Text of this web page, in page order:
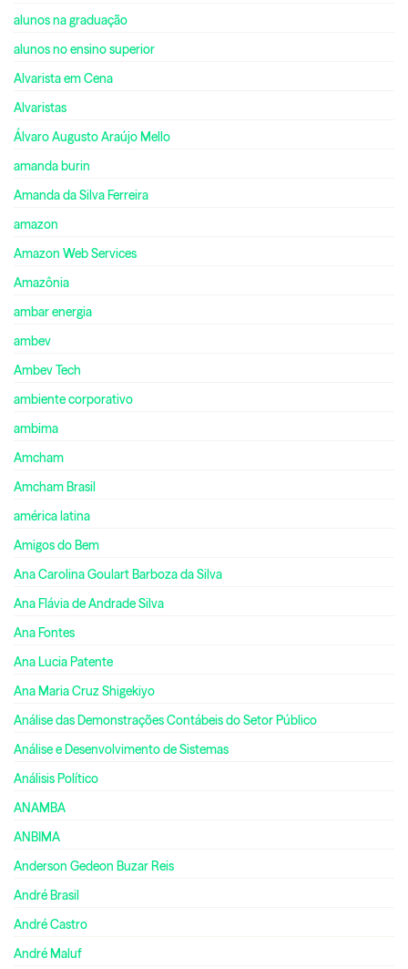
alunos na graduação
alunos no ensino superior
Alvarista em Cena
Alvaristas
Álvaro Augusto Araújo Mello
amanda burin
Amanda da Silva Ferreira
amazon
Amazon Web Services
Amazônia
ambar energia
ambev
Ambev Tech
ambiente corporativo
ambima
Amcham
Amcham Brasil
américa latina
Amigos do Bem
Ana Carolina Goulart Barboza da Silva
Ana Flávia de Andrade Silva
Ana Fontes
Ana Lucia Patente
Ana Maria Cruz Shigekiyo
Análise das Demonstrações Contábeis do Setor Público
Análise e Desenvolvimento de Sistemas
Análisis Político
ANAMBA
ANBIMA
Anderson Gedeon Buzar Reis
André Brasil
André Castro
André Maluf